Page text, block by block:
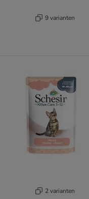
9 varianten
2 varianten